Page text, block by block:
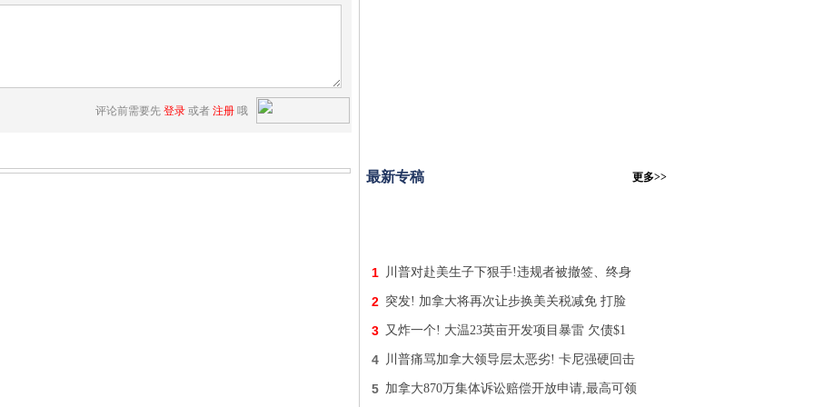
评论前需要先 登录 或者 注册 哦
最新专稿 更多>>
1 川普对赴美生子下狠手!违规者被撤签、终身
2 突发! 加拿大将再次让步换美关税减免 打脸
3 又炸一个! 大温23英亩开发项目暴雷 欠债$1
4 川普痛骂加拿大领导层太恶劣! 卡尼强硬回击
5 加拿大870万集体诉讼赔偿开放申请,最高可领